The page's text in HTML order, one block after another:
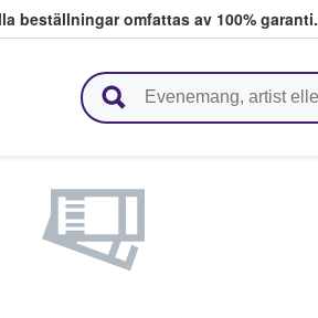
beställningar omfattas av 100% garanti.